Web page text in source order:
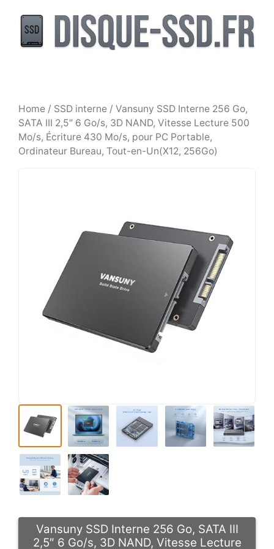
contenu
Home / SSD interne / Vansuny SSD Interne 256 Go,
SATA III 2,5″ 6 Go/s, 3D NAND, Vitesse Lecture 500
Mo/s, Écriture 430 Mo/s, pour PC Portable,
Ordinateur Bureau, Tout-en-Un(X12, 256Go)
Vansuny SSD Interne 256 Go, SATA III
2,5″ 6 Go/s, 3D NAND, Vitesse Lecture